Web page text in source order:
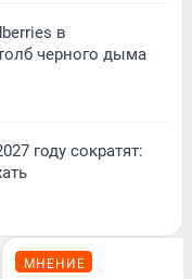
в
черного дыма
году сократят:
МНЕНИЕ